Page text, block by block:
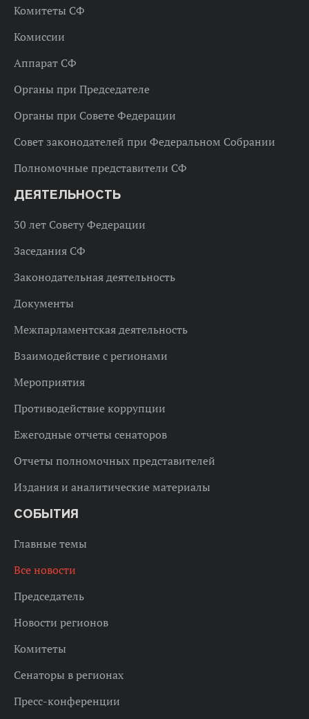
Комитеты СФ
Комиссии
Аппарат СФ
Органы при Председателе
Органы при Совете Федерации
Совет законодателей при Федеральном Собрании
Полномочные представители СФ
ДЕЯТЕЛЬНОСТЬ
30 лет Совету Федерации
Заседания СФ
Законодательная деятельность
Документы
Межпарламентская деятельность
Взаимодействие с регионами
Мероприятия
Противодействие коррупции
Ежегодные отчеты сенаторов
Отчеты полномочных представителей
Издания и аналитические материалы
СОБЫТИЯ
Главные темы
Все новости
Председатель
Новости регионов
Комитеты
Сенаторы в регионах
Пресс-конференции